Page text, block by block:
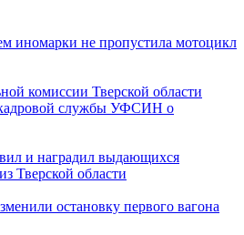
иномарки не пропустила мотоцикл
комиссии Тверской области
кадровой службы УФСИН о
и наградил выдающихся
Тверской области
остановку первого вагона